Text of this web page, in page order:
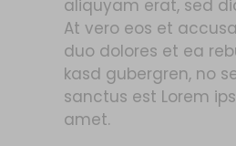
aliquyam erat, sed
At vero eos et
duo dolores et ea
kasd gubergren, no
sanctus est Lorem
amet.